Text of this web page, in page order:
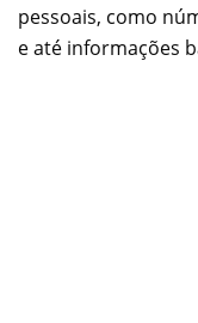
pessoais, como
e até informações